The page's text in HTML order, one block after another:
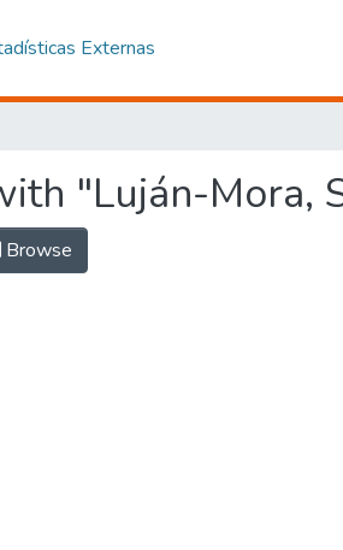
Externas
"Luján-Mora,
Browse